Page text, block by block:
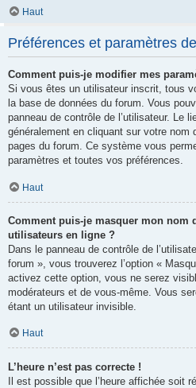
Haut
Préférences et paramètres
Comment puis-je modifier mes
Si vous êtes un utilisateur inscrit, tous
la base de données du forum. Vous
panneau de contrôle de l’utilisateur. Le
généralement en cliquant sur votre nom
pages du forum. Ce système vous
paramètres et toutes vos préférences.
Haut
Comment puis-je masquer mon nom
utilisateurs en ligne ?
Dans le panneau de contrôle de
forum », vous trouverez l’option «
activez cette option, vous ne serez
modérateurs et de vous-même. Vous
étant un utilisateur invisible.
Haut
L’heure n’est pas correcte !
Il est possible que l’heure affichée soit